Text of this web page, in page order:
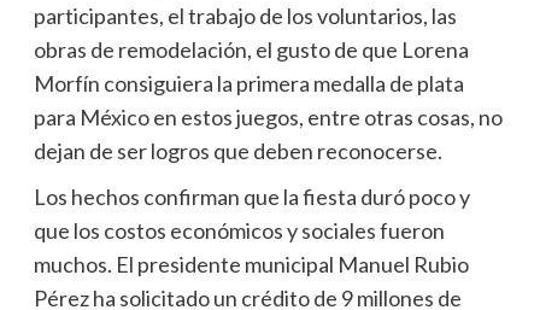
participantes, el trabajo de los voluntarios, las
obras de remodelación, el gusto de que Lorena
Morfín consiguiera la primera medalla de plata
para México en estos juegos, entre otras cosas, no
dejan de ser logros que deben reconocerse.
Los hechos confirman que la fiesta duró poco y
que los costos económicos y sociales fueron
muchos. El presidente municipal Manuel Rubio
Pérez ha solicitado un crédito de 9 millones de